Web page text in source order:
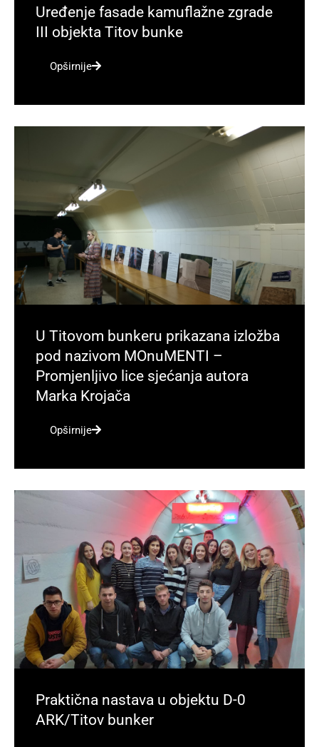
Uređenje fasade kamuflažne zgrade
III objekta Titov bunke
Opširnije
U Titovom bunkeru prikazana izložba
pod nazivom MOnuMENTI –
Promjenljivo lice sjećanja autora
Marka Krojača
Opširnije
Praktična nastava u objektu D-0
ARK/Titov bunker